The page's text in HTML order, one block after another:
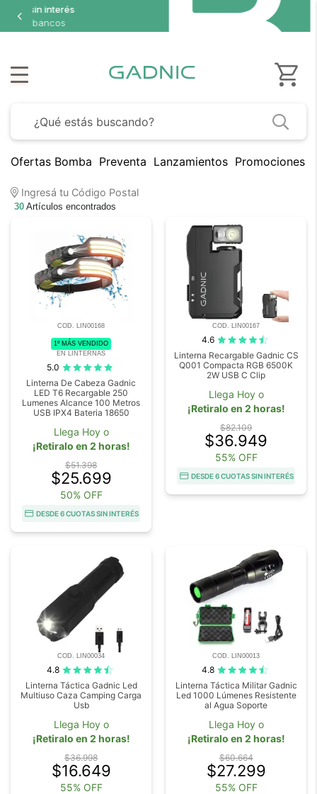
Ofertas Bomba Preventa Lanzamientos Promociones
Ingresá tu Código Postal
30 Artículos encontrados
COD. LIN00168
1º MÁS VENDIDO
EN LINTERNAS
5.0
Linterna De Cabeza Gadnic
LED T6 Recargable 250
Lumenes Alcance 100 Metros
USB IPX4 Bateria 18650
Llega Hoy o
¡Retiralo en 2 horas!
$51.398
$25.699
50% OFF
DESDE 6 CUOTAS SIN INTERÉS
COD. LIN00167
4.6
Linterna Recargable Gadnic CS
Q001 Compacta RGB 6500K
2W USB C Clip
Llega Hoy o
¡Retiralo en 2 horas!
$82.109
$36.949
55% OFF
DESDE 6 CUOTAS SIN INTERÉS
COD. LIN00034
4.8
Linterna Táctica Gadnic Led
Multiuso Caza Camping Carga
Usb
Llega Hoy o
¡Retiralo en 2 horas!
$36.998
$16.649
55% OFF
COD. LIN00013
4.8
Linterna Táctica Militar Gadnic
Led 1000 Lúmenes Resistente
al Agua Soporte
Llega Hoy o
¡Retiralo en 2 horas!
$60.664
$27.299
55% OFF